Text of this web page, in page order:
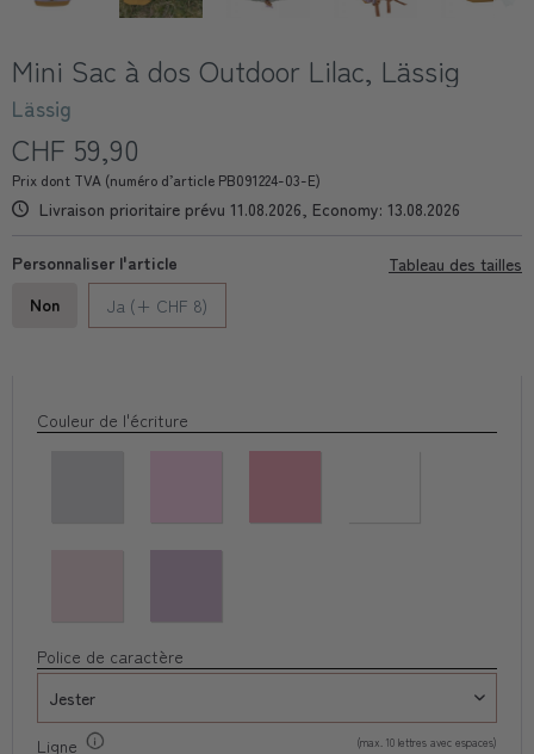
Mini Sac à dos Outdoor Lilac, Lässig
Lässig
CHF 59,90
Prix dont TVA (numéro d’article PB091224-03-E)
Livraison prioritaire prévu 11.08.2026, Economy: 13.08.2026
Tableau des tailles
Personnaliser l'article
Non
Ja (+ CHF 8)
Couleur de l'écriture
Police de caractère
Ligne (max. 10 lettres avec espaces)